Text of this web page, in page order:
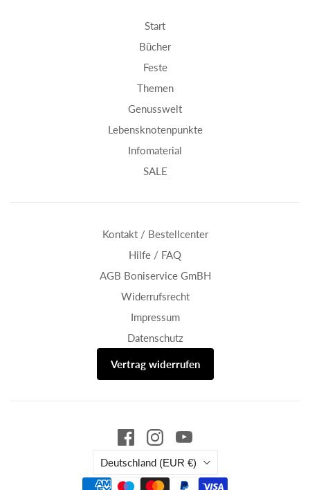
Start
Bücher
Feste
Themen
Genusswelt
Lebensknotenpunkte
Infomaterial
SALE
Kontakt / Bestellcenter
Hilfe / FAQ
AGB Boniservice GmBH
Widerrufsrecht
Impressum
Datenschutz
Vertrag widerrufen
Land
Deutschland (EUR €)